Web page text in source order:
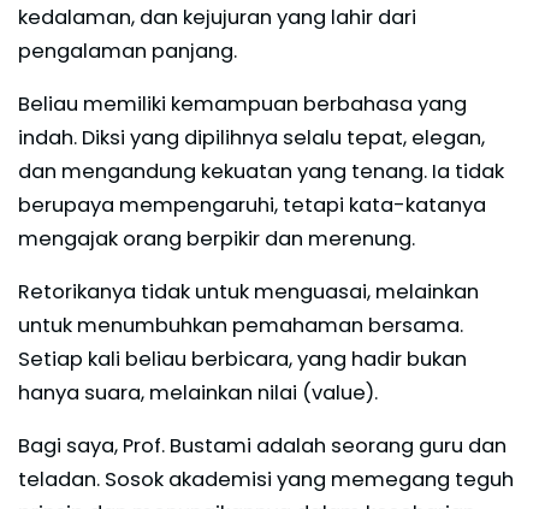
kedalaman, dan kejujuran yang lahir dari
pengalaman panjang.
Beliau memiliki kemampuan berbahasa yang
indah. Diksi yang dipilihnya selalu tepat, elegan,
dan mengandung kekuatan yang tenang. Ia tidak
berupaya mempengaruhi, tetapi kata-katanya
mengajak orang berpikir dan merenung.
Retorikanya tidak untuk menguasai, melainkan
untuk menumbuhkan pemahaman bersama.
Setiap kali beliau berbicara, yang hadir bukan
hanya suara, melainkan nilai (value).
Bagi saya, Prof. Bustami adalah seorang guru dan
teladan. Sosok akademisi yang memegang teguh